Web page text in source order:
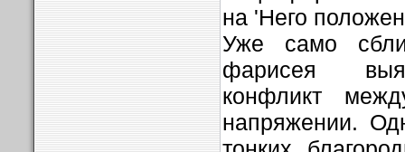
на 'Него
Уже само
фарисея
конфликт
напряжении.